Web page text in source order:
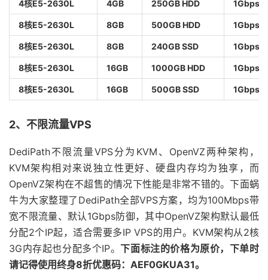
4核E5-2630L 4GB 250GB HDD 1Gbps
8核E5-2630L 8GB 500GB HDD 1Gbps
8核E5-2630L 8GB 240GB SSD 1Gbps
8核E5-2630L 16GB 1000GB HDD 1Gbps
8核E5-2630L 16GB 500GB SSD 1Gbps
2、不限流量VPS
DediPath不限流量VPS分为KVM、OpenVZ两种架构，
KVM架构相对来说独立性更好、硬盘内存均为独享，而
OpenVZ架构在不超售的情况下性能是非常不错的。下面蜗
牛为大家整理了DediPath全部VPS方案，均为100Mbps带
宽不限流量、默认1Gbps防御，其中OpenVZ架构默认最低
分配2个IP起，适合需要多IP VPS的用户。KVM架构从2核
3G内存起也分配多个IP。下面标注的价格为原价，下单时
请记得使用终身8折优惠码：AEF0GKUA31。